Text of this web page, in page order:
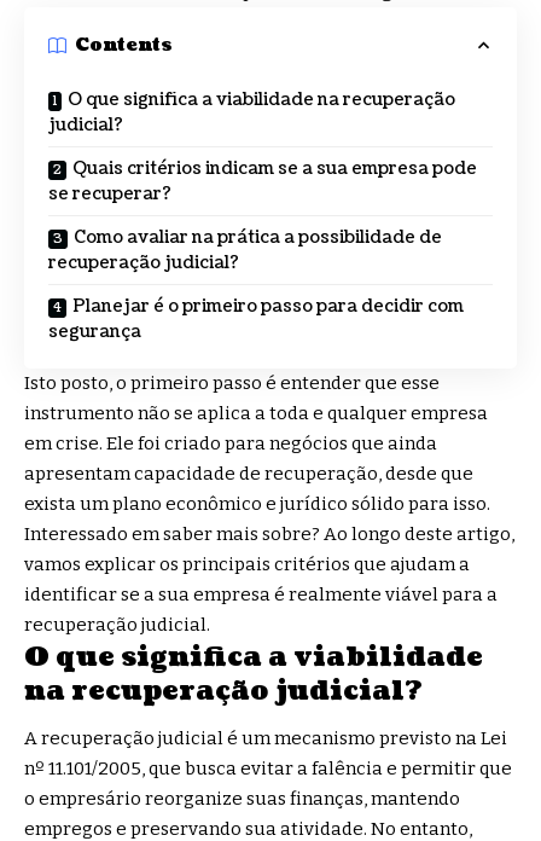
Contents
O que significa a viabilidade na recuperação
judicial?
Quais critérios indicam se a sua empresa pode
se recuperar?
Como avaliar na prática a possibilidade de
recuperação judicial?
Planejar é o primeiro passo para decidir com
segurança
Isto posto, o primeiro passo é entender que esse
instrumento não se aplica a toda e qualquer empresa
em crise. Ele foi criado para negócios que ainda
apresentam capacidade de recuperação, desde que
exista um plano econômico e jurídico sólido para isso.
Interessado em saber mais sobre? Ao longo deste artigo,
vamos explicar os principais critérios que ajudam a
identificar se a sua empresa é realmente viável para a
recuperação judicial.
O que significa a viabilidade
na recuperação judicial?
A recuperação judicial é um mecanismo previsto na Lei
nº 11.101/2005, que busca evitar a falência e permitir que
o empresário reorganize suas finanças, mantendo
empregos e preservando sua atividade. No entanto,